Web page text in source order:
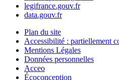
legifrance.gouv.fr
data.gouv.fr
Plan du site
Accessibilité : partiellement
Mentions Légales
Données personnelles
Acceo
Écoconception